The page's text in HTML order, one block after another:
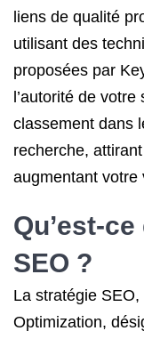
liens de qualité
utilisant des
proposées par
l’autorité de
classement dans
recherche,
augmentant votre
Qu’est-
SEO ?
La stratégie
Optimization,